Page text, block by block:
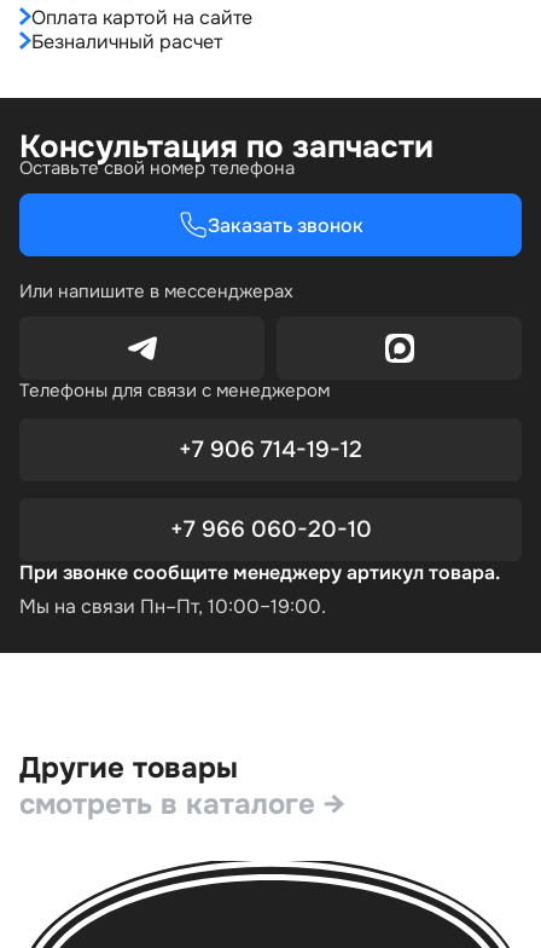
Оплата картой на сайте
Безналичный расчет
Консультация по запчасти
Оставьте свой номер телефона
Заказать звонок
Или напишите в мессенджерах
Телефоны для связи с менеджером
+7 906 714-19-12
+7 966 060-20-10
При звонке сообщите менеджеру артикул товара.
Мы на связи Пн–Пт, 10:00–19:00.
Другие товары
смотреть в каталоге →